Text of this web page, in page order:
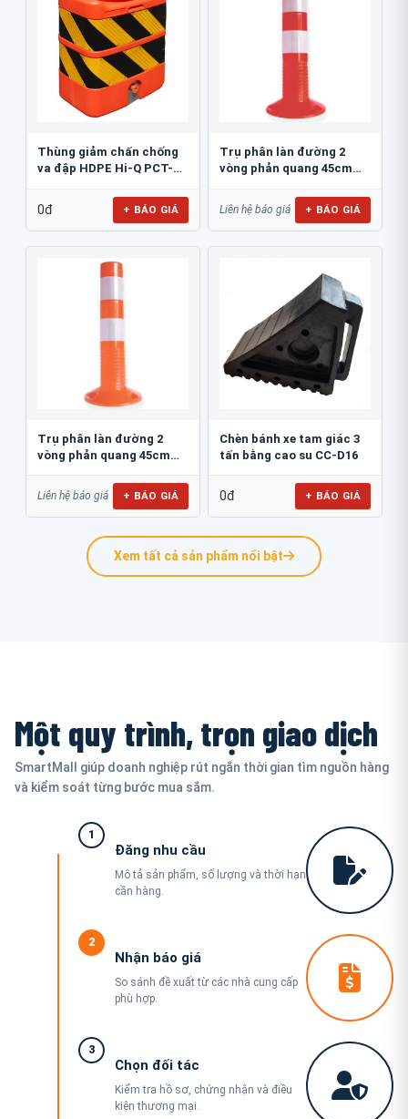
Thùng giảm chấn chống
va đập HDPE Hi-Q PCT-
0đ + BÁO GIÁ
Trụ phân làn đường 2
vòng phản quang 45cm
Liên hệ báo giá + BÁO GIÁ
Trụ phân làn đường 2
vòng phản quang 45cm
Liên hệ báo giá + BÁO GIÁ
Chèn bánh xe tam giác 3
tấn bằng cao su CC-D16
0đ + BÁO GIÁ
Xem tất cả sản phẩm nổi bật
Một quy trình, trọn giao dịch
SmartMall giúp doanh nghiệp rút ngắn thời gian tìm nguồn hàng
và kiểm soát từng bước mua sắm.
1
Đăng nhu cầu
Mô tả sản phẩm, số lượng và thời hạn
cần hàng.
2
Nhận báo giá
So sánh đề xuất từ các nhà cung cấp
phù hợp.
3
Chọn đối tác
Kiểm tra hồ sơ, chứng nhận và điều
kiện thương mại.